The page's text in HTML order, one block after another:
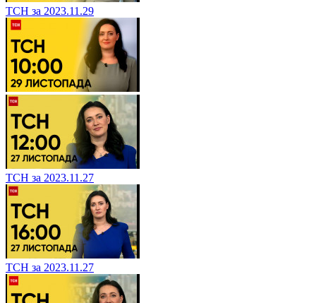
ТСН за 2023.11.29
ТСН за 2023.11.27
ТСН за 2023.11.27